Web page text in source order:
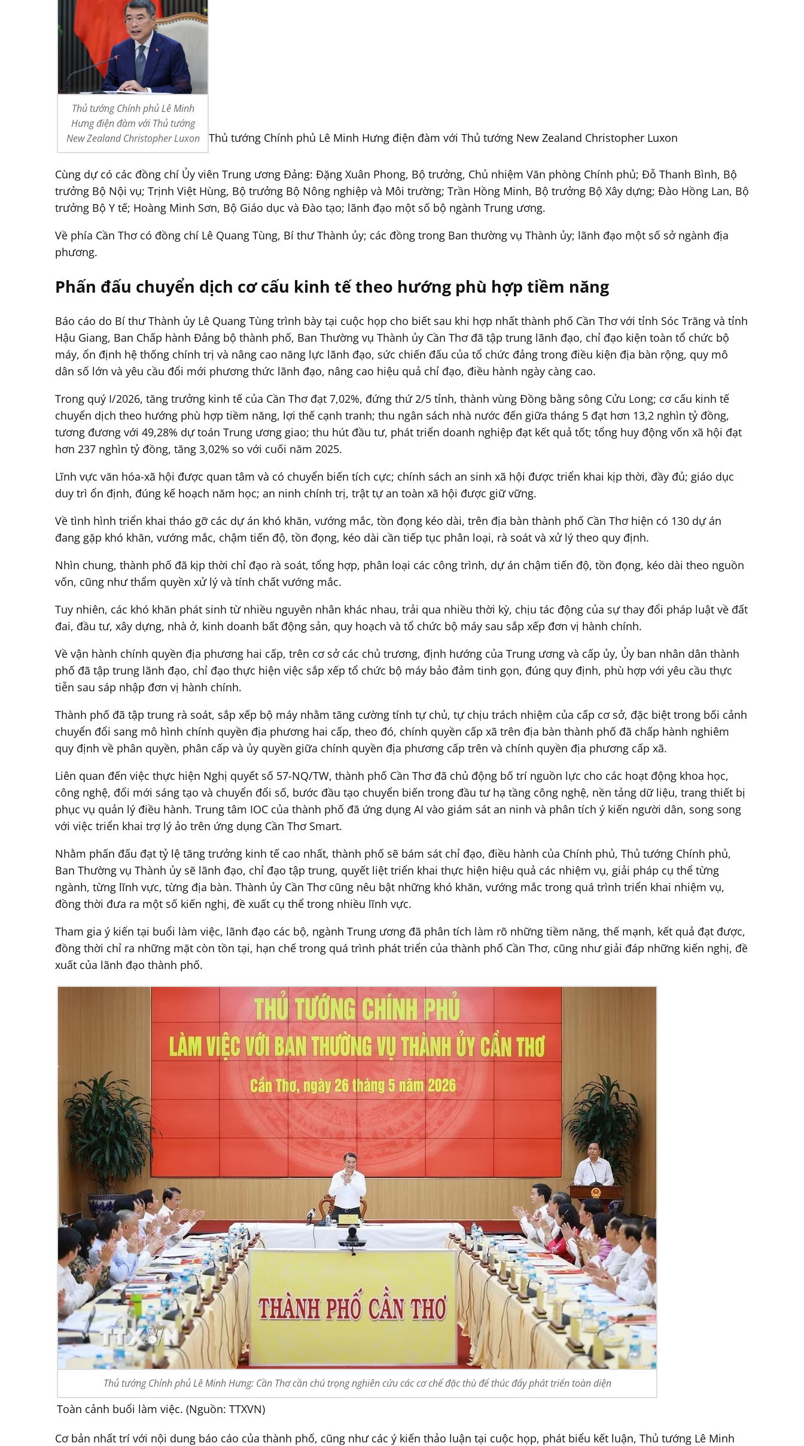
Thủ tướng Chính phủ Lê Minh
Hưng điện đàm với Thủ tướng
New Zealand Christopher Luxon
Thủ tướng Chính phủ Lê Minh Hưng điện đàm với Thủ tướng New Zealand Christopher Luxon
Cùng dự có các đồng chí Ủy viên Trung ương Đảng: Đặng Xuân Phong, Bộ trưởng, Chủ nhiệm Văn phòng Chính phủ; Đỗ Thanh Bình, Bộ
trưởng Bộ Nội vụ; Trịnh Việt Hùng, Bộ trưởng Bộ Nông nghiệp và Môi trường; Trần Hồng Minh, Bộ trưởng Bộ Xây dựng; Đào Hồng Lan, Bộ
trưởng Bộ Y tế; Hoàng Minh Sơn, Bộ Giáo dục và Đào tạo; lãnh đạo một số bộ ngành Trung ương.
Về phía Cần Thơ có đồng chí Lê Quang Tùng, Bí thư Thành ủy; các đồng trong Ban thường vụ Thành ủy; lãnh đạo một số sở ngành địa
phương.
Phấn đấu chuyển dịch cơ cấu kinh tế theo hướng phù hợp tiềm năng
Báo cáo do Bí thư Thành ủy Lê Quang Tùng trình bày tại cuộc họp cho biết sau khi hợp nhất thành phố Cần Thơ với tỉnh Sóc Trăng và tỉnh
Hậu Giang, Ban Chấp hành Đảng bộ thành phố, Ban Thường vụ Thành ủy Cần Thơ đã tập trung lãnh đạo, chỉ đạo kiện toàn tổ chức bộ
máy, ổn định hệ thống chính trị và nâng cao năng lực lãnh đạo, sức chiến đấu của tổ chức đảng trong điều kiện địa bàn rộng, quy mô
dân số lớn và yêu cầu đổi mới phương thức lãnh đạo, nâng cao hiệu quả chỉ đạo, điều hành ngày càng cao.
Trong quý I/2026, tăng trưởng kinh tế của Cần Thơ đạt 7,02%, đứng thứ 2/5 tỉnh, thành vùng Đồng bằng sông Cửu Long; cơ cấu kinh tế
chuyển dịch theo hướng phù hợp tiềm năng, lợi thế cạnh tranh; thu ngân sách nhà nước đến giữa tháng 5 đạt hơn 13,2 nghìn tỷ đồng,
tương đương với 49,28% dự toán Trung ương giao; thu hút đầu tư, phát triển doanh nghiệp đạt kết quả tốt; tổng huy động vốn xã hội đạt
hơn 237 nghìn tỷ đồng, tăng 3,02% so với cuối năm 2025.
Lĩnh vực văn hóa-xã hội được quan tâm và có chuyển biến tích cực; chính sách an sinh xã hội được triển khai kịp thời, đầy đủ; giáo dục
duy trì ổn định, đúng kế hoạch năm học; an ninh chính trị, trật tự an toàn xã hội được giữ vững.
Về tình hình triển khai tháo gỡ các dự án khó khăn, vướng mắc, tồn đọng kéo dài, trên địa bàn thành phố Cần Thơ hiện có 130 dự án
đang gặp khó khăn, vướng mắc, chậm tiến độ, tồn đọng, kéo dài cần tiếp tục phân loại, rà soát và xử lý theo quy định.
Nhìn chung, thành phố đã kịp thời chỉ đạo rà soát, tổng hợp, phân loại các công trình, dự án chậm tiến độ, tồn đọng, kéo dài theo nguồn
vốn, cũng như thẩm quyền xử lý và tính chất vướng mắc.
Tuy nhiên, các khó khăn phát sinh từ nhiều nguyên nhân khác nhau, trải qua nhiều thời kỳ, chịu tác động của sự thay đổi pháp luật về đất
đai, đầu tư, xây dựng, nhà ở, kinh doanh bất động sản, quy hoạch và tổ chức bộ máy sau sắp xếp đơn vị hành chính.
Về vận hành chính quyền địa phương hai cấp, trên cơ sở các chủ trương, định hướng của Trung ương và cấp ủy, Ủy ban nhân dân thành
phố đã tập trung lãnh đạo, chỉ đạo thực hiện việc sắp xếp tổ chức bộ máy bảo đảm tinh gọn, đúng quy định, phù hợp với yêu cầu thực
tiễn sau sáp nhập đơn vị hành chính.
Thành phố đã tập trung rà soát, sắp xếp bộ máy nhằm tăng cường tính tự chủ, tự chịu trách nhiệm của cấp cơ sở, đặc biệt trong bối cảnh
chuyển đổi sang mô hình chính quyền địa phương hai cấp, theo đó, chính quyền cấp xã trên địa bàn thành phố đã chấp hành nghiêm
quy định về phân quyền, phân cấp và ủy quyền giữa chính quyền địa phương cấp trên và chính quyền địa phương cấp xã.
Liên quan đến việc thực hiện Nghị quyết số 57-NQ/TW, thành phố Cần Thơ đã chủ động bố trí nguồn lực cho các hoạt động khoa học,
công nghệ, đổi mới sáng tạo và chuyển đổi số, bước đầu tạo chuyển biến trong đầu tư hạ tầng công nghệ, nền tảng dữ liệu, trang thiết bị
phục vụ quản lý điều hành. Trung tâm IOC của thành phố đã ứng dụng AI vào giám sát an ninh và phân tích ý kiến người dân, song song
với việc triển khai trợ lý ảo trên ứng dụng Cần Thơ Smart.
Nhằm phấn đấu đạt tỷ lệ tăng trưởng kinh tế cao nhất, thành phố sẽ bám sát chỉ đạo, điều hành của Chính phủ, Thủ tướng Chính phủ,
Ban Thường vụ Thành ủy sẽ lãnh đạo, chỉ đạo tập trung, quyết liệt triển khai thực hiện hiệu quả các nhiệm vụ, giải pháp cụ thể từng
ngành, từng lĩnh vực, từng địa bàn. Thành ủy Cần Thơ cũng nêu bật những khó khăn, vướng mắc trong quá trình triển khai nhiệm vụ,
đồng thời đưa ra một số kiến nghị, đề xuất cụ thể trong nhiều lĩnh vực.
Tham gia ý kiến tại buổi làm việc, lãnh đạo các bộ, ngành Trung ương đã phân tích làm rõ những tiềm năng, thế mạnh, kết quả đạt được,
đồng thời chỉ ra những mặt còn tồn tại, hạn chế trong quá trình phát triển của thành phố Cần Thơ, cũng như giải đáp những kiến nghị, đề
xuất của lãnh đạo thành phố.
Thủ tướng Chính phủ Lê Minh Hưng: Cần Thơ cần chú trọng nghiên cứu các cơ chế đặc thù để thúc đẩy phát triển toàn diện
Toàn cảnh buổi làm việc. (Nguồn: TTXVN)
Cơ bản nhất trí với nội dung báo cáo của thành phố, cũng như các ý kiến thảo luận tại cuộc họp, phát biểu kết luận, Thủ tướng Lê Minh